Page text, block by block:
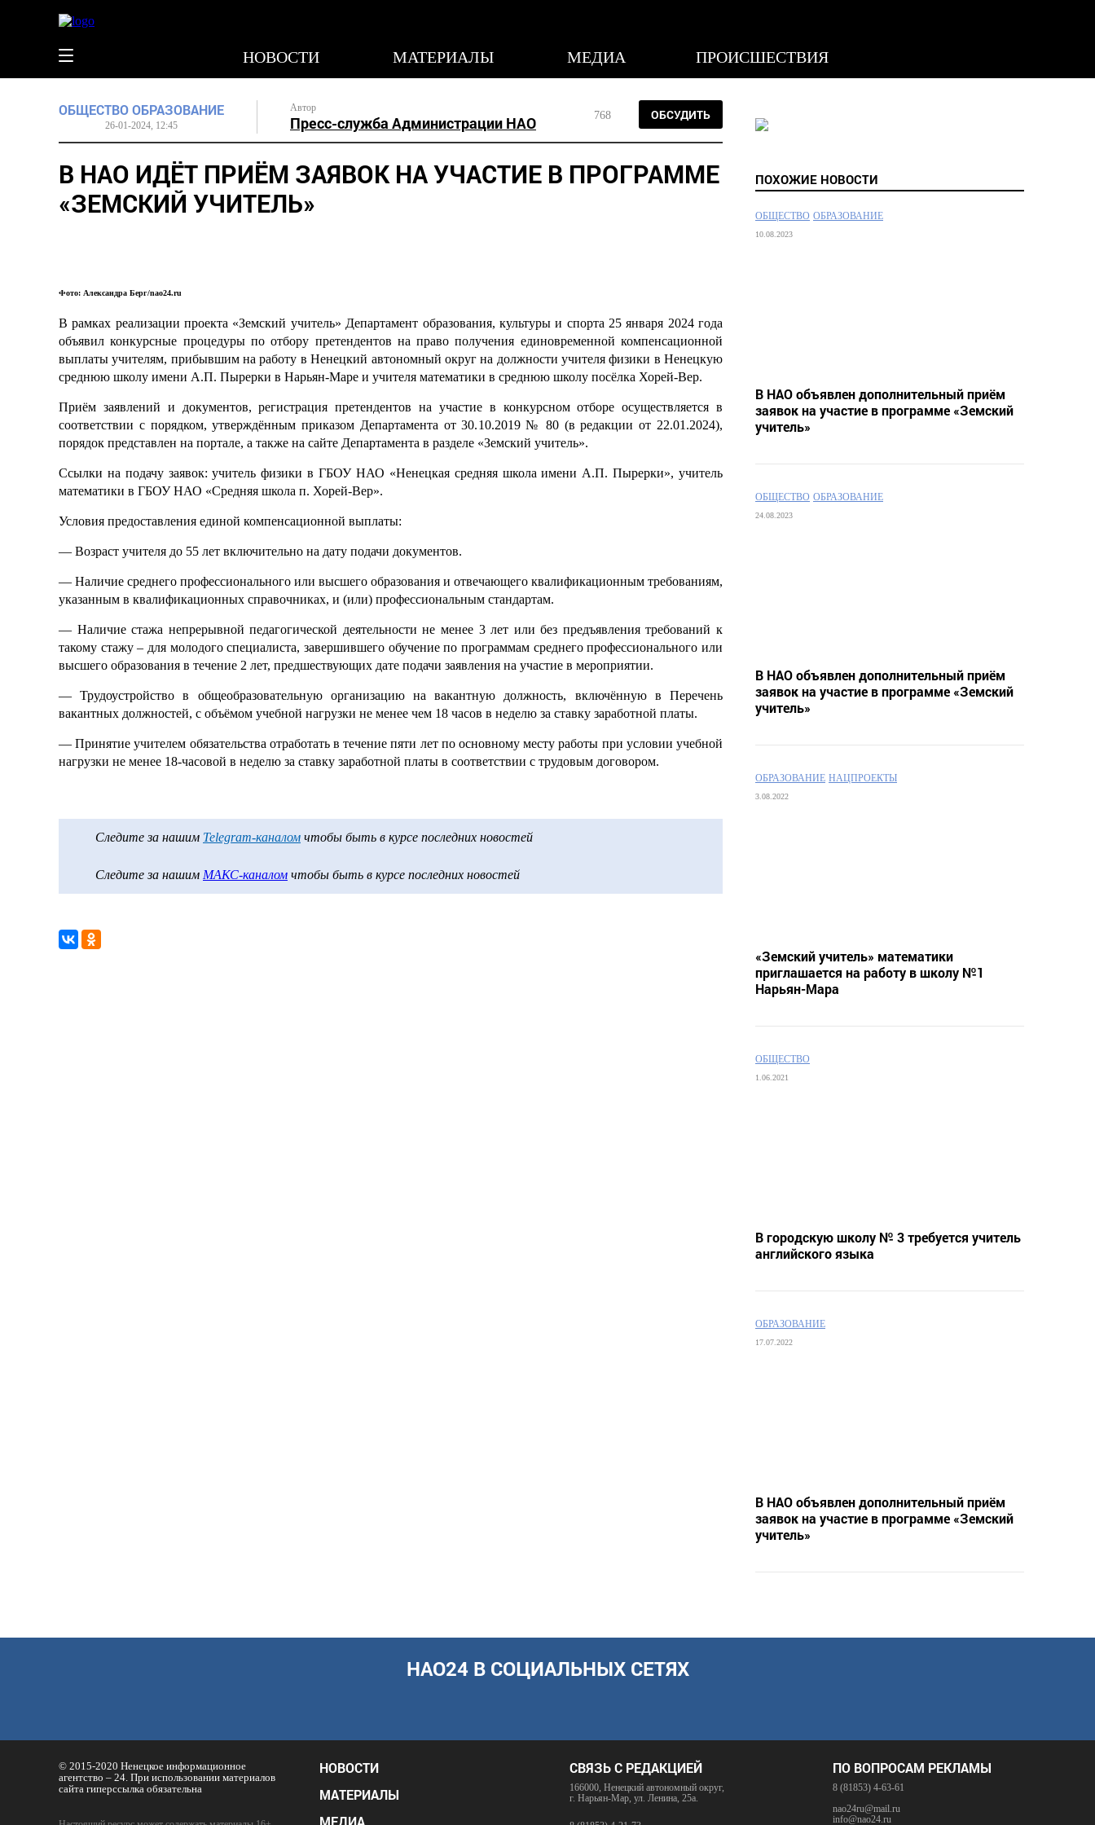
НОВОСТИ МАТЕРИАЛЫ МЕДИА ПРОИСШЕСТВИЯ
ОБЩЕСТВООБРАЗОВАНИЕ
26-01-2024, 12:45
Автор
Пресс-служба Администрации НАО 768 ОБСУДИТЬ
В НАО ИДЁТ ПРИЁМ ЗАЯВОК НА УЧАСТИЕ В ПРОГРАММЕ
«ЗЕМСКИЙ УЧИТЕЛЬ»
Фото: Александра Берг/nao24.ru
В рамках реализации проекта «Земский учитель» Департамент образования, культуры и спорта 25 января 2024 года
объявил конкурсные процедуры по отбору претендентов на право получения единовременной компенсационной
выплаты учителям, прибывшим на работу в Ненецкий автономный округ на должности учителя физики в Ненецкую
среднюю школу имени А.П. Пырерки в Нарьян-Маре и учителя математики в среднюю школу посёлка Хорей-Вер.
Приём заявлений и документов, регистрация претендентов на участие в конкурсном отборе осуществляется в
соответствии с порядком, утверждённым приказом Департамента от 30.10.2019 № 80 (в редакции от 22.01.2024),
порядок представлен на портале, а также на сайте Департамента в разделе «Земский учитель».
Ссылки на подачу заявок: учитель физики в ГБОУ НАО «Ненецкая средняя школа имени А.П. Пырерки», учитель
математики в ГБОУ НАО «Средняя школа п. Хорей-Вер».
Условия предоставления единой компенсационной выплаты:
— Возраст учителя до 55 лет включительно на дату подачи документов.
— Наличие среднего профессионального или высшего образования и отвечающего квалификационным требованиям,
указанным в квалификационных справочниках, и (или) профессиональным стандартам.
— Наличие стажа непрерывной педагогической деятельности не менее 3 лет или без предъявления требований к
такому стажу – для молодого специалиста, завершившего обучение по программам среднего профессионального или
высшего образования в течение 2 лет, предшествующих дате подачи заявления на участие в мероприятии.
— Трудоустройство в общеобразовательную организацию на вакантную должность, включённую в Перечень
вакантных должностей, с объёмом учебной нагрузки не менее чем 18 часов в неделю за ставку заработной платы.
— Принятие учителем обязательства отработать в течение пяти лет по основному месту работы при условии учебной
нагрузки не менее 18-часовой в неделю за ставку заработной платы в соответствии с трудовым договором.
Следите за нашим Telegram-каналом чтобы быть в курсе последних новостей
Следите за нашим МАКС-каналом чтобы быть в курсе последних новостей
ПОХОЖИЕ НОВОСТИ
ОБЩЕСТВО ОБРАЗОВАНИЕ
10.08.2023
В НАО объявлен дополнительный приём
заявок на участие в программе «Земский
учитель»
ОБЩЕСТВО ОБРАЗОВАНИЕ
24.08.2023
В НАО объявлен дополнительный приём
заявок на участие в программе «Земский
учитель»
ОБРАЗОВАНИЕ НАЦПРОЕКТЫ
3.08.2022
«Земский учитель» математики
приглашается на работу в школу №1
Нарьян-Мара
ОБЩЕСТВО
1.06.2021
В городскую школу № 3 требуется учитель
английского языка
ОБРАЗОВАНИЕ
17.07.2022
В НАО объявлен дополнительный приём
заявок на участие в программе «Земский
учитель»
НАО24 В СОЦИАЛЬНЫХ СЕТЯХ
© 2015-2020 Ненецкое информационное
агентство – 24. При использовании материалов
сайта гиперссылка обязательна
НОВОСТИ
МАТЕРИАЛЫ
МЕДИА
СВЯЗЬ С РЕДАКЦИЕЙ
166000, Ненецкий автономный округ,
г. Нарьян-Мар, ул. Ленина, 25а.
ПО ВОПРОСАМ РЕКЛАМЫ
8 (81853) 4-63-61
nao24ru@mail.ru
info@nao24.ru